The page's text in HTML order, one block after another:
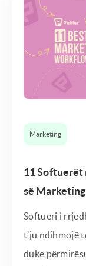
Marketing
11 Softuerët
së
Softueri i
t’ju ndihmojë
duke